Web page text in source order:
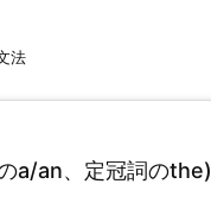
法
a/an、定冠詞のthe)